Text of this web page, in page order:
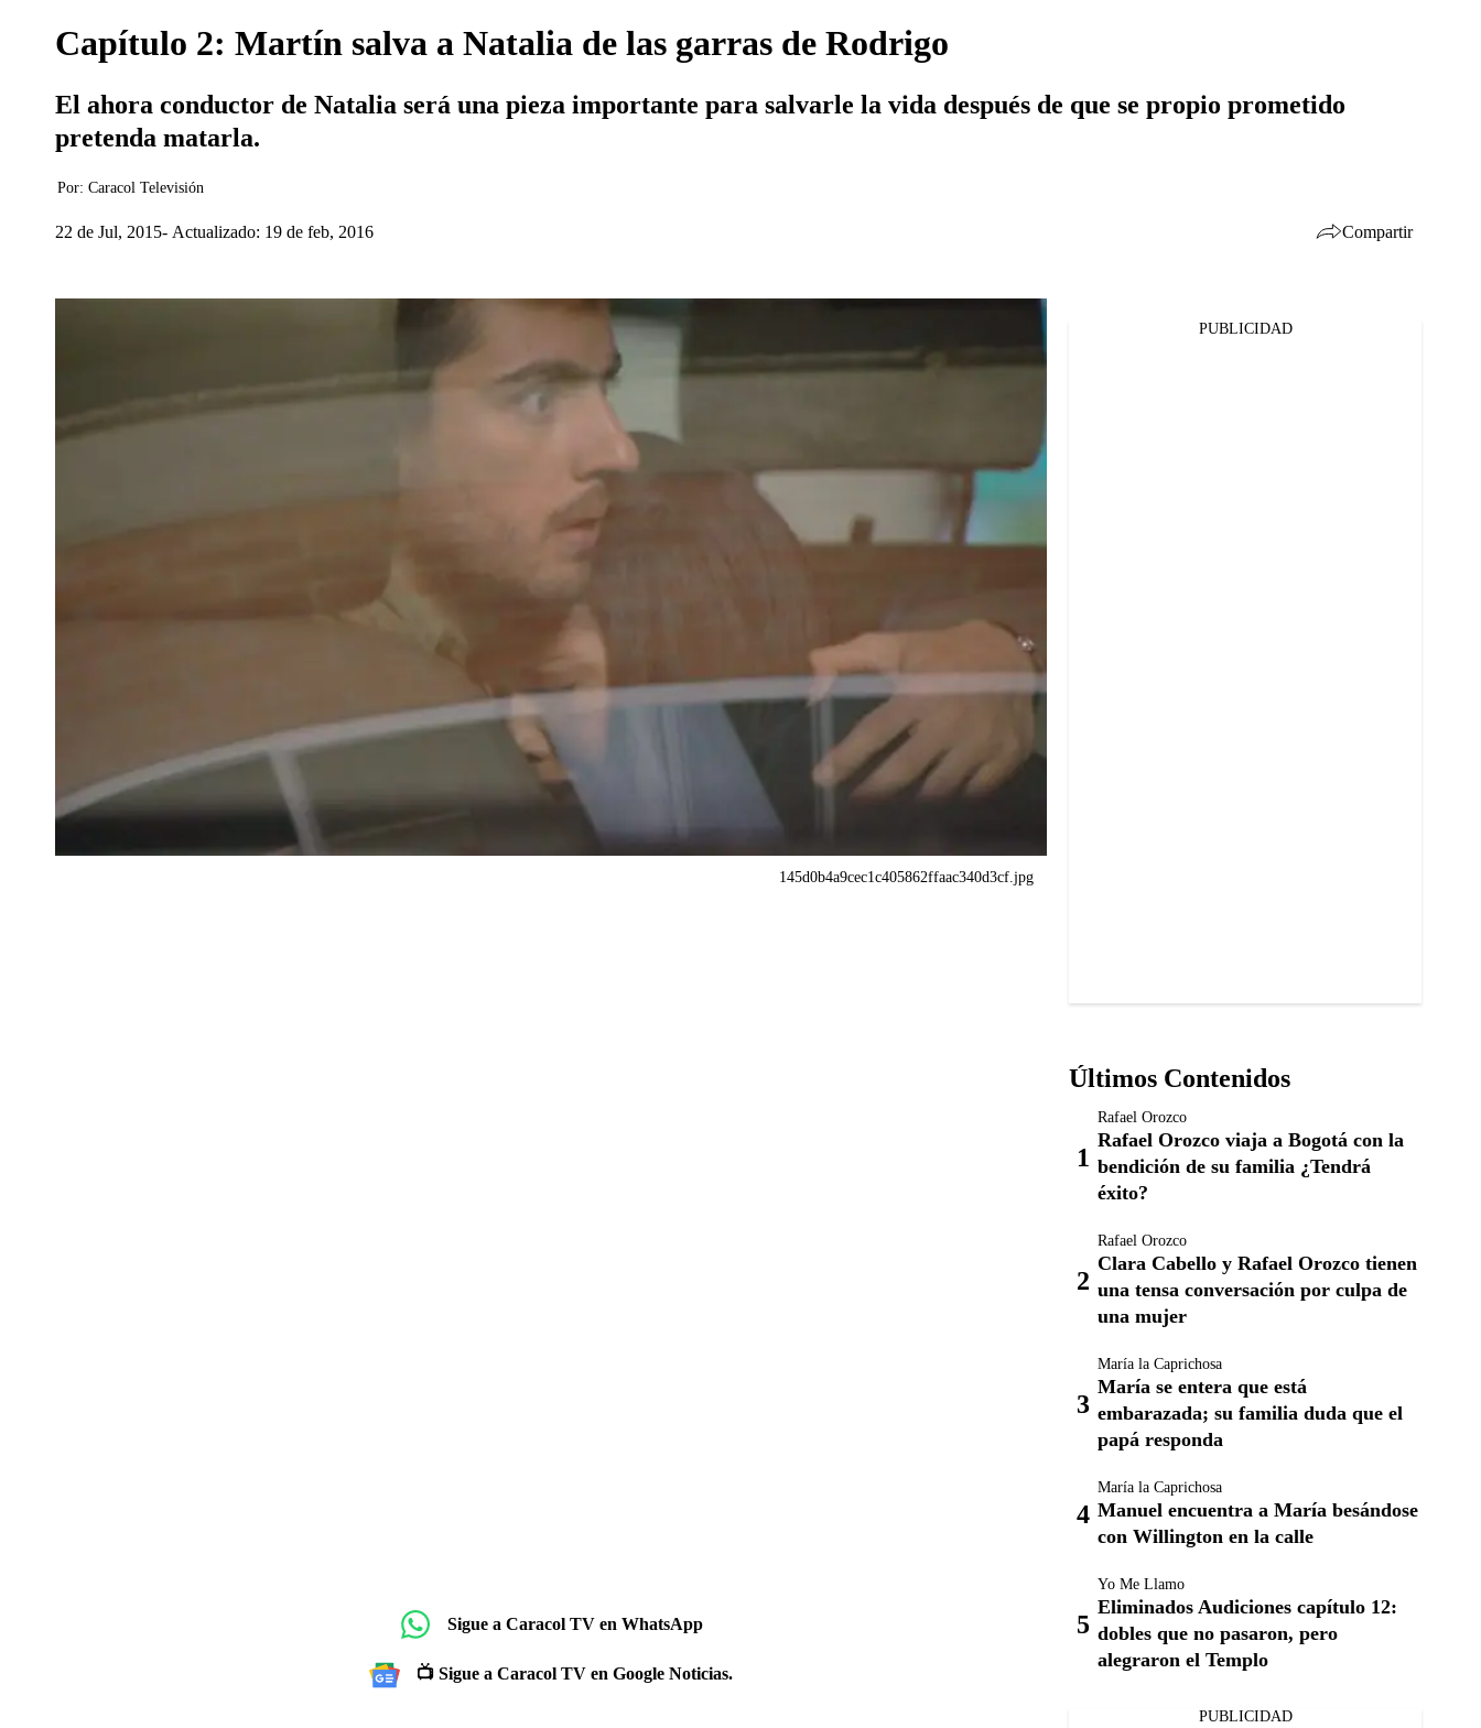
Capítulo 2: Martín salva a Natalia de las garras de Rodrigo
El ahora conductor de Natalia será una pieza importante para salvarle la vida después de que se propio prometido
pretenda matarla.
Por: Caracol Televisión
22 de Jul, 2015 Actualizado: 19 de feb, 2016 Compartir
Twitter
145d0b4a9cec1c405862ffaac340d3cf.jpg
Sigue a Caracol TV en WhatsApp
📺 Sigue a Caracol TV en Google Noticias.
PUBLICIDAD
Últimos Contenidos
Rafael Orozco
Rafael Orozco viaja a Bogotá con la
bendición de su familia ¿Tendrá
éxito?
Rafael Orozco
Clara Cabello y Rafael Orozco tienen
una tensa conversación por culpa de
una mujer
María la Caprichosa
María se entera que está
embarazada; su familia duda que el
papá responda
María la Caprichosa
Manuel encuentra a María besándose
con Willington en la calle
Yo Me Llamo
Eliminados Audiciones capítulo 12:
dobles que no pasaron, pero
alegraron el Templo
PUBLICIDAD